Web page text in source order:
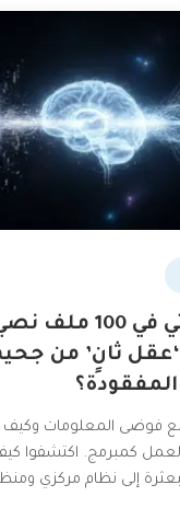
كانت معرفتي في
‘عقل ثانٍ’ من
فوضى المعلومات وكيف
كمبرمج. اكتشفوا
إلى نظام مركزي